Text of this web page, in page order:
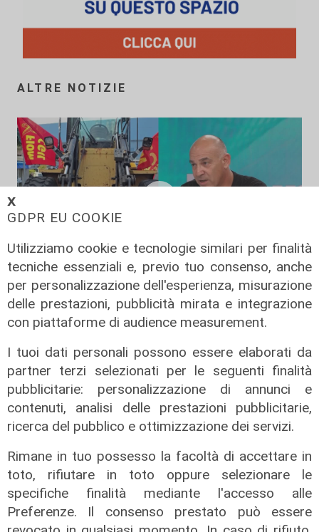
𝗫
GDPR EU COOKIE
Utilizziamo cookie e tecnologie similari per finalità
tecniche essenziali e, previo tuo consenso, anche
per personalizzazione dell'esperienza, misurazione
delle prestazioni, pubblicità mirata e integrazione
con piattaforme di audience measurement.
I tuoi dati personali possono essere elaborati da
partner terzi selezionati per le seguenti finalità
pubblicitarie: personalizzazione di annunci e
contenuti, analisi delle prestazioni pubblicitarie,
ricerca del pubblico e ottimizzazione dei servizi.
Rimane in tuo possesso la facoltà di accettare in
toto, rifiutare in toto oppure selezionare le
specifiche finalità mediante l'accesso alle
Preferenze. Il consenso prestato può essere
ALTRE NOTIZIE
Intervento
Ex Ilva, Palombo (rsu Fiom Cgil) a
Telenord: "Cornigliano strategica,
basta sciacallaggio sulle aree"
31/07/2026
di Stefano Rissetto